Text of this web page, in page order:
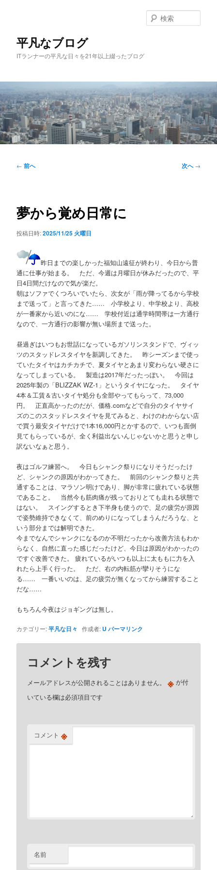
移
動
平凡なブログ
ITランナーの平凡な日々を21年以上綴ったブログ
索
投
ゲ
ー
ョ
← 前へ 次へ→
夢から覚め日常に
投稿日時:2025/11/25 火曜日
昨日までの楽しかった福知山遠征が終わり、今日から普
通に仕事が始まる。 ただ、今週は月曜日が休みだったので、平
日4日間だけなので気が楽だ。
朝はソファでくつろいでいたら、次女が「雨が降ってるから学校
まで送って」と言ってきた…… 小学校より、中学校より、高校
が一番家から近いのにな…… 学校付近は通学時間帯は一方通行
なので、一方通行の影響が無い場所まで送った。
昼過ぎはいつもお世話になっているガソリンスタンドで、ヴィッ
ツのスタッドレスタイヤを新調してきた。 昨シーズンまで使っ
ていたタイヤはカチカチで、夏タイヤとあまり変わらない硬さに
なってしまっている。 製造は2017年だったっぽい。 今回は
2025年製の「BLIZZAK WZ-1」というタイヤになった。 タイヤ
4本＆工賃＆古いタイヤ処分も全部やってもらって、73,000
円。 正直高かったのだが、価格.comなどで自分のタイヤサイ
ズのこのスタッドレスタイヤを見てみると、わけのわからない店
で買う最安タイヤだけで1本16,000円とかするので、いつも面倒
見てもらっているが、全く利益出ないんじゃないかと思うと申し
訳ないなぁと思う。
夜はゴルフ練習へ。 今日もシャンク祭りになりそうだったけ
ど、シャンクの原因がわかってきた。 前回のシャンク祭りと共
通することは、マラソン明けであり、脚が非常に疲れている状態
であること。 当然今も筋肉痛が残っておりとても走れる状態で
はない。 スイングするとき下半身も使うので、足の疲労が原因
で姿勢維持できなくて、前のめりになってしまうんだろうな、と
いう部分までは解明できた。
今までなんでシャンクになるのか不明だったから改善方法もわか
らなく、自然に直った感じだったけど、今日は原因がわかったの
ですぐ改善できた。 疲れているがいつも以上に太ももに力を入
れたら上手く行った。 ただ、右の内転筋が攣りそうにな
る…… 一番いいのは、足の疲労が無くなってから練習すること
だな……
もちろん今夜はジョギングは無し。
カテゴリー:平凡な日々 作成者: U パーマリンク
コメントを残す
メールアドレスが公開されることはありません。 ※ が付
いている欄は必須項目です
コメント ※
名前